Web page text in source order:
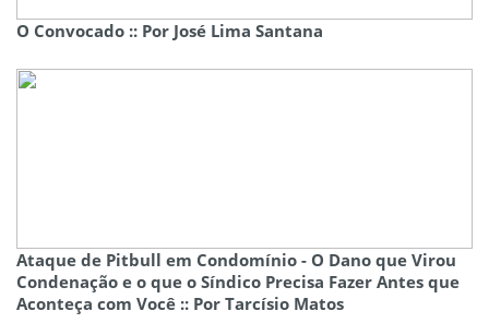
O Convocado :: Por José Lima Santana
Ataque de Pitbull em Condomínio - O Dano que Virou
Condenação e o que o Síndico Precisa Fazer Antes que
Aconteça com Você :: Por Tarcísio Matos